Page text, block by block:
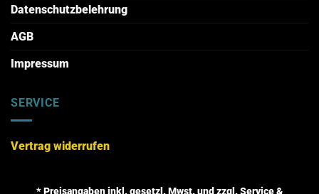
Datenschutzbelehrung
AGB
Impressum
SERVICE
Vertrag widerrufen
* Preisangaben inkl. gesetzl. Mwst. und zzgl. Service &